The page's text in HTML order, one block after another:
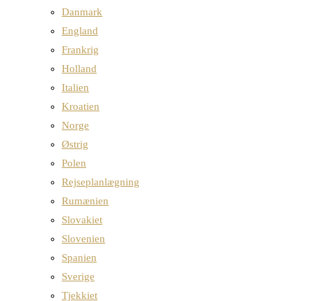
Danmark
England
Frankrig
Holland
Italien
Kroatien
Norge
Østrig
Polen
Rejseplanlægning
Rumænien
Slovakiet
Slovenien
Spanien
Sverige
Tjekkiet